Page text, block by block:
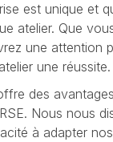
est unique et
atelier. Que
une attention
une réussite.
des
Nous nous
à adapter